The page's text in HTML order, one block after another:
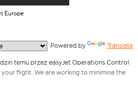
Europe
Powered by Translate
temu przez easyJet Operations Control
flight. We are working to minimise the